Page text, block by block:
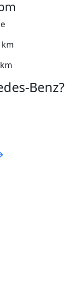
km
Benz?